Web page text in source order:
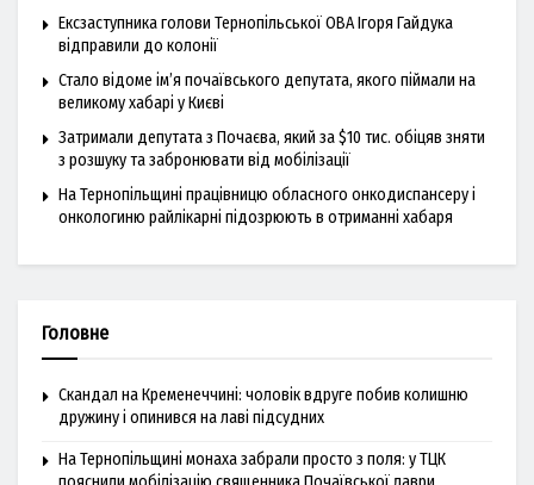
Ексзаступника голови Тернопільської ОВА Ігоря Гайдука
відправили до колонії
Стало відоме ім’я почаївського депутата, якого піймали на
великому хабарі у Києві
Затримали депутата з Почаєва, який за $10 тис. обіцяв зняти
з розшуку та забронювати від мобілізації
На Тернопільщині працівницю обласного онкодиспансеру і
онкологиню райлікарні підозрюють в отриманні хабаря
Головне
Скандал на Кременеччині: чоловік вдруге побив колишню
дружину і опинився на лаві підсудних
На Тернопільщині монаха забрали просто з поля: у ТЦК